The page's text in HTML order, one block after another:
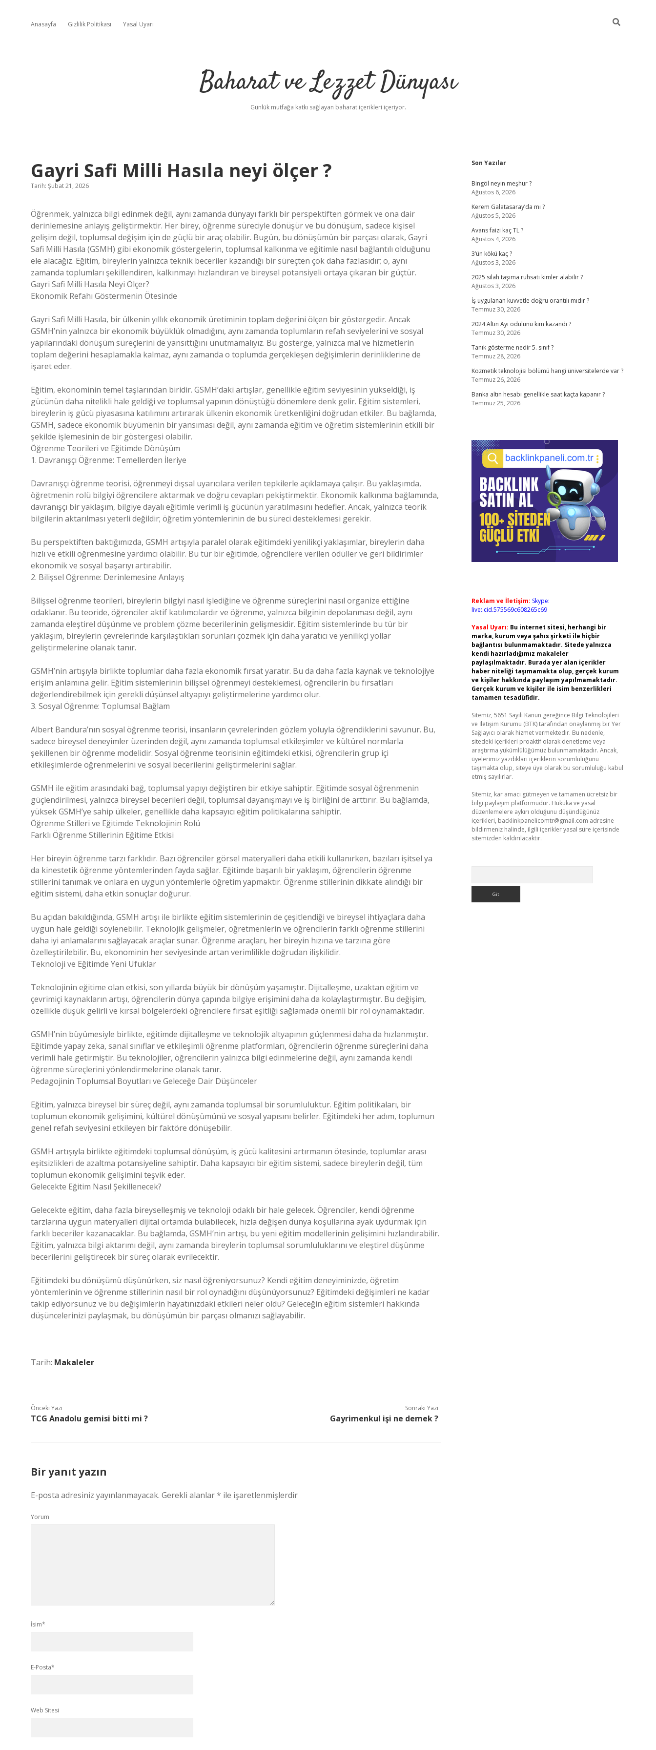
Anasayfa Gizlilik Politikası Yasal Uyarı
Baharat ve Lezzet Dünyası
Günlük mutfağa katkı sağlayan baharat içerikleri içeriyor.
Gayri Safi Milli Hasıla neyi ölçer ?
Tarih: Şubat 21, 2026
Öğrenmek, yalnızca bilgi edinmek değil, aynı zamanda dünyayı farklı bir perspektiften görmek ve ona dair
derinlemesine anlayış geliştirmektir. Her birey, öğrenme süreciyle dönüşür ve bu dönüşüm, sadece kişisel
gelişim değil, toplumsal değişim için de güçlü bir araç olabilir. Bugün, bu dönüşümün bir parçası olarak, Gayri
Safi Milli Hasıla (GSMH) gibi ekonomik göstergelerin, toplumsal kalkınma ve eğitimle nasıl bağlantılı olduğunu
ele alacağız. Eğitim, bireylerin yalnızca teknik beceriler kazandığı bir süreçten çok daha fazlasıdır; o, aynı
zamanda toplumları şekillendiren, kalkınmayı hızlandıran ve bireysel potansiyeli ortaya çıkaran bir güçtür.
Gayri Safi Milli Hasıla Neyi Ölçer?
Ekonomik Refahı Göstermenin Ötesinde
Gayri Safi Milli Hasıla, bir ülkenin yıllık ekonomik üretiminin toplam değerini ölçen bir göstergedir. Ancak
GSMH’nin yalnızca bir ekonomik büyüklük olmadığını, aynı zamanda toplumların refah seviyelerini ve sosyal
yapılarındaki dönüşüm süreçlerini de yansıttığını unutmamalıyız. Bu gösterge, yalnızca mal ve hizmetlerin
toplam değerini hesaplamakla kalmaz, aynı zamanda o toplumda gerçekleşen değişimlerin derinliklerine de
işaret eder.
Eğitim, ekonominin temel taşlarından biridir. GSMH’daki artışlar, genellikle eğitim seviyesinin yükseldiği, iş
gücünün daha nitelikli hale geldiği ve toplumsal yapının dönüştüğü dönemlere denk gelir. Eğitim sistemleri,
bireylerin iş gücü piyasasına katılımını artırarak ülkenin ekonomik üretkenliğini doğrudan etkiler. Bu bağlamda,
GSMH, sadece ekonomik büyümenin bir yansıması değil, aynı zamanda eğitim ve öğretim sistemlerinin etkili bir
şekilde işlemesinin de bir göstergesi olabilir.
Öğrenme Teorileri ve Eğitimde Dönüşüm
1. Davranışçı Öğrenme: Temellerden İleriye
Davranışçı öğrenme teorisi, öğrenmeyi dışsal uyarıcılara verilen tepkilerle açıklamaya çalışır. Bu yaklaşımda,
öğretmenin rolü bilgiyi öğrencilere aktarmak ve doğru cevapları pekiştirmektir. Ekonomik kalkınma bağlamında,
davranışçı bir yaklaşım, bilgiye dayalı eğitimle verimli iş gücünün yaratılmasını hedefler. Ancak, yalnızca teorik
bilgilerin aktarılması yeterli değildir; öğretim yöntemlerinin de bu süreci desteklemesi gerekir.
Bu perspektiften baktığımızda, GSMH artışıyla paralel olarak eğitimdeki yenilikçi yaklaşımlar, bireylerin daha
hızlı ve etkili öğrenmesine yardımcı olabilir. Bu tür bir eğitimde, öğrencilere verilen ödüller ve geri bildirimler
ekonomik ve sosyal başarıyı artırabilir.
2. Bilişsel Öğrenme: Derinlemesine Anlayış
Bilişsel öğrenme teorileri, bireylerin bilgiyi nasıl işlediğine ve öğrenme süreçlerini nasıl organize ettiğine
odaklanır. Bu teoride, öğrenciler aktif katılımcılardır ve öğrenme, yalnızca bilginin depolanması değil, aynı
zamanda eleştirel düşünme ve problem çözme becerilerinin gelişmesidir. Eğitim sistemlerinde bu tür bir
yaklaşım, bireylerin çevrelerinde karşılaştıkları sorunları çözmek için daha yaratıcı ve yenilikçi yollar
geliştirmelerine olanak tanır.
GSMH’nin artışıyla birlikte toplumlar daha fazla ekonomik fırsat yaratır. Bu da daha fazla kaynak ve teknolojiye
erişim anlamına gelir. Eğitim sistemlerinin bilişsel öğrenmeyi desteklemesi, öğrencilerin bu fırsatları
değerlendirebilmek için gerekli düşünsel altyapıyı geliştirmelerine yardımcı olur.
3. Sosyal Öğrenme: Toplumsal Bağlam
Albert Bandura’nın sosyal öğrenme teorisi, insanların çevrelerinden gözlem yoluyla öğrendiklerini savunur. Bu,
sadece bireysel deneyimler üzerinden değil, aynı zamanda toplumsal etkileşimler ve kültürel normlarla
şekillenen bir öğrenme modelidir. Sosyal öğrenme teorisinin eğitimdeki etkisi, öğrencilerin grup içi
etkileşimlerde öğrenmelerini ve sosyal becerilerini geliştirmelerini sağlar.
GSMH ile eğitim arasındaki bağ, toplumsal yapıyı değiştiren bir etkiye sahiptir. Eğitimde sosyal öğrenmenin
güçlendirilmesi, yalnızca bireysel becerileri değil, toplumsal dayanışmayı ve iş birliğini de arttırır. Bu bağlamda,
yüksek GSMH’ye sahip ülkeler, genellikle daha kapsayıcı eğitim politikalarına sahiptir.
Öğrenme Stilleri ve Eğitimde Teknolojinin Rolü
Farklı Öğrenme Stillerinin Eğitime Etkisi
Her bireyin öğrenme tarzı farklıdır. Bazı öğrenciler görsel materyalleri daha etkili kullanırken, bazıları işitsel ya
da kinestetik öğrenme yöntemlerinden fayda sağlar. Eğitimde başarılı bir yaklaşım, öğrencilerin öğrenme
stillerini tanımak ve onlara en uygun yöntemlerle öğretim yapmaktır. Öğrenme stillerinin dikkate alındığı bir
eğitim sistemi, daha etkin sonuçlar doğurur.
Bu açıdan bakıldığında, GSMH artışı ile birlikte eğitim sistemlerinin de çeşitlendiği ve bireysel ihtiyaçlara daha
uygun hale geldiği söylenebilir. Teknolojik gelişmeler, öğretmenlerin ve öğrencilerin farklı öğrenme stillerini
daha iyi anlamalarını sağlayacak araçlar sunar. Öğrenme araçları, her bireyin hızına ve tarzına göre
özelleştirilebilir. Bu, ekonominin her seviyesinde artan verimlilikle doğrudan ilişkilidir.
Teknoloji ve Eğitimde Yeni Ufuklar
Teknolojinin eğitime olan etkisi, son yıllarda büyük bir dönüşüm yaşamıştır. Dijitalleşme, uzaktan eğitim ve
çevrimiçi kaynakların artışı, öğrencilerin dünya çapında bilgiye erişimini daha da kolaylaştırmıştır. Bu değişim,
özellikle düşük gelirli ve kırsal bölgelerdeki öğrencilere fırsat eşitliği sağlamada önemli bir rol oynamaktadır.
GSMH’nin büyümesiyle birlikte, eğitimde dijitalleşme ve teknolojik altyapının güçlenmesi daha da hızlanmıştır.
Eğitimde yapay zeka, sanal sınıflar ve etkileşimli öğrenme platformları, öğrencilerin öğrenme süreçlerini daha
verimli hale getirmiştir. Bu teknolojiler, öğrencilerin yalnızca bilgi edinmelerine değil, aynı zamanda kendi
öğrenme süreçlerini yönlendirmelerine olanak tanır.
Pedagojinin Toplumsal Boyutları ve Geleceğe Dair Düşünceler
Eğitim, yalnızca bireysel bir süreç değil, aynı zamanda toplumsal bir sorumluluktur. Eğitim politikaları, bir
toplumun ekonomik gelişimini, kültürel dönüşümünü ve sosyal yapısını belirler. Eğitimdeki her adım, toplumun
genel refah seviyesini etkileyen bir faktöre dönüşebilir.
GSMH artışıyla birlikte eğitimdeki toplumsal dönüşüm, iş gücü kalitesini artırmanın ötesinde, toplumlar arası
eşitsizlikleri de azaltma potansiyeline sahiptir. Daha kapsayıcı bir eğitim sistemi, sadece bireylerin değil, tüm
toplumun ekonomik gelişimini teşvik eder.
Gelecekte Eğitim Nasıl Şekillenecek?
Gelecekte eğitim, daha fazla bireyselleşmiş ve teknoloji odaklı bir hale gelecek. Öğrenciler, kendi öğrenme
tarzlarına uygun materyalleri dijital ortamda bulabilecek, hızla değişen dünya koşullarına ayak uydurmak için
farklı beceriler kazanacaklar. Bu bağlamda, GSMH’nin artışı, bu yeni eğitim modellerinin gelişimini hızlandırabilir.
Eğitim, yalnızca bilgi aktarımı değil, aynı zamanda bireylerin toplumsal sorumluluklarını ve eleştirel düşünme
becerilerini geliştirecek bir süreç olarak evrilecektir.
Eğitimdeki bu dönüşümü düşünürken, siz nasıl öğreniyorsunuz? Kendi eğitim deneyiminizde, öğretim
yöntemlerinin ve öğrenme stillerinin nasıl bir rol oynadığını düşünüyorsunuz? Eğitimdeki değişimleri ne kadar
takip ediyorsunuz ve bu değişimlerin hayatınızdaki etkileri neler oldu? Geleceğin eğitim sistemleri hakkında
düşüncelerinizi paylaşmak, bu dönüşümün bir parçası olmanızı sağlayabilir.
Tarih: Makaleler
Önceki Yazı
TCG Anadolu gemisi bitti mi ?
Sonraki Yazı
Gayrimenkul işi ne demek ?
Bir yanıt yazın
E-posta adresiniz yayınlanmayacak. Gerekli alanlar* ile işaretlenmişlerdir
Yorum
İsim*
E-Posta*
Web Sitesi
Sidebar
Son Yazılar
Bingöl neyin meşhur ?
Ağustos 6, 2026
Kerem Galatasaray’da mı ?
Ağustos 5, 2026
Avans faizi kaç TL ?
Ağustos 4, 2026
3’ün kökü kaç ?
Ağustos 3, 2026
2025 silah taşıma ruhsatı kimler alabilir ?
Ağustos 3, 2026
İş uygulanan kuvvetle doğru orantılı mıdır ?
Temmuz 30, 2026
2024 Altın Ayı ödülünü kim kazandı ?
Temmuz 30, 2026
Tanık gösterme nedir 5. sınıf ?
Temmuz 28, 2026
Kozmetik teknolojisi bölümü hangi üniversitelerde var ?
Temmuz 26, 2026
Banka altın hesabı genellikle saat kaçta kapanır ?
Temmuz 25, 2026
Reklam ve İletişim: Skype:
live:.cid.575569c608265c69
Yasal Uyarı: Bu internet sitesi, herhangi bir
marka, kurum veya şahıs şirketi ile hiçbir
bağlantısı bulunmamaktadır. Sitede yalnızca
kendi hazırladığımız makaleler
paylaşılmaktadır. Burada yer alan içerikler
haber niteliği taşımamakta olup, gerçek kurum
ve kişiler hakkında paylaşım yapılmamaktadır.
Gerçek kurum ve kişiler ile isim benzerlikleri
tamamen tesadüfidir.
Sitemiz, 5651 Sayılı Kanun gereğince Bilgi Teknolojileri
ve İletişim Kurumu (BTK) tarafından onaylanmış bir Yer
Sağlayıcı olarak hizmet vermektedir. Bu nedenle,
sitedeki içerikleri proaktif olarak denetleme veya
araştırma yükümlülüğümüz bulunmamaktadır. Ancak,
üyelerimiz yazdıkları içeriklerin sorumluluğunu
taşımakta olup, siteye üye olarak bu sorumluluğu kabul
etmiş sayılırlar.
Sitemiz, kar amacı gütmeyen ve tamamen ücretsiz bir
bilgi paylaşım platformudur. Hukuka ve yasal
düzenlemelere aykırı olduğunu düşündüğünüz
içerikleri, backlinkpanelicomtr@gmail.com adresine
bildirmeniz halinde, ilgili içerikler yasal süre içerisinde
sitemizden kaldırılacaktır.